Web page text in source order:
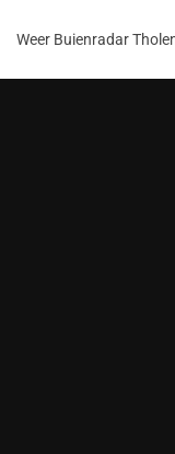
Weer Buienradar